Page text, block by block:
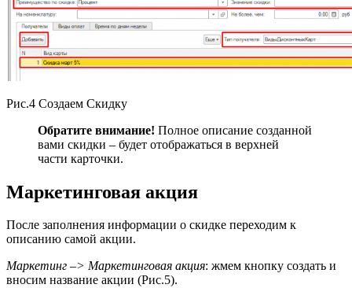
Рис.4 Создаем Скидку
Обратите внимание! Полное описание созданной
вами скидки – будет отображаться в верхней
части карточки.
Маркетинговая акция
После заполнения информации о скидке переходим к
описанию самой акции.
Маркетинг –> Маркетинговая акция: жмем кнопку создать и
вносим название акции (Рис.5).